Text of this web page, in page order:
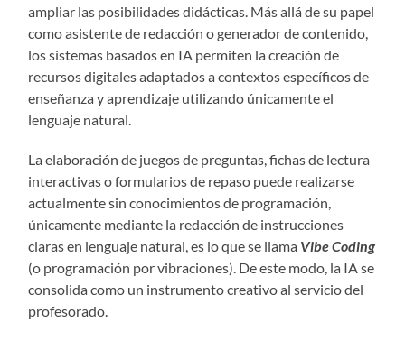
ampliar las posibilidades didácticas. Más allá de su papel
como asistente de redacción o generador de contenido,
los sistemas basados en IA permiten la creación de
recursos digitales adaptados a contextos específicos de
enseñanza y aprendizaje utilizando únicamente el
lenguaje natural.
La elaboración de juegos de preguntas, fichas de lectura
interactivas o formularios de repaso puede realizarse
actualmente sin conocimientos de programación,
únicamente mediante la redacción de instrucciones
claras en lenguaje natural, es lo que se llama Vibe Coding
(o programación por vibraciones). De este modo, la IA se
consolida como un instrumento creativo al servicio del
profesorado.